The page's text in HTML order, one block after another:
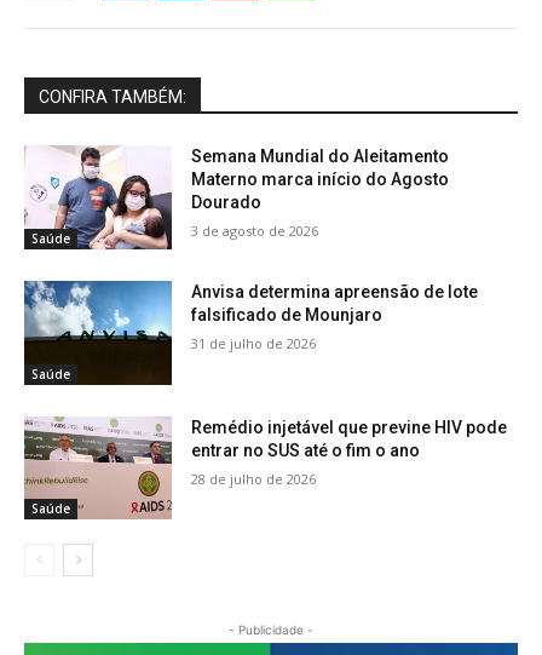
CONFIRA TAMBÉM:
Saúde
Semana Mundial do Aleitamento
Materno marca início do Agosto
Dourado
3 de agosto de 2026
Saúde
Anvisa determina apreensão de lote
falsificado de Mounjaro
31 de julho de 2026
Saúde
Remédio injetável que previne HIV pode
entrar no SUS até o fim o ano
28 de julho de 2026
- Publicidade -